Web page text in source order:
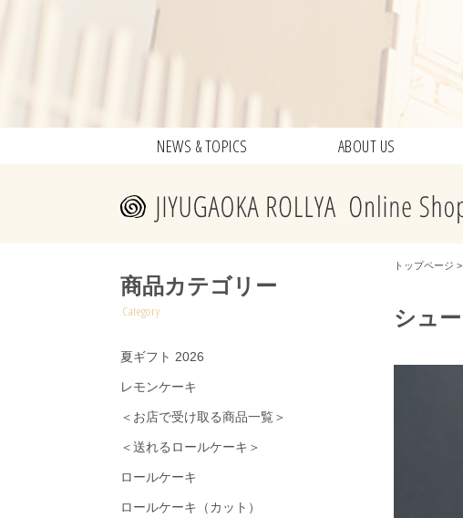
NEWS & TOPICS ABOUT US
商品カテゴリー
Category
夏ギフト 2026
レモンケーキ
＜お店で受け取る商品一覧＞
＜送れるロールケーキ＞
ロールケーキ
ロールケーキ（カット）
トップページ >
シュ